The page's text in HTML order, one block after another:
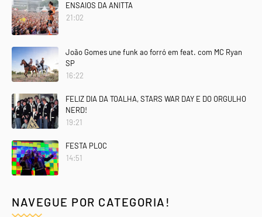
ENSAIOS DA ANITTA
21:02
João Gomes une funk ao forró em feat. com MC Ryan
SP
16:22
FELIZ DIA DA TOALHA, STARS WAR DAY E DO ORGULHO
NERD!
19:21
FESTA PLOC
14:51
NAVEGUE POR CATEGORIA!